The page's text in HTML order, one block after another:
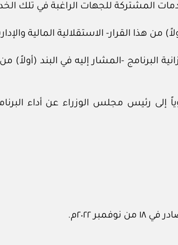
المشتركة للجهات الراغبة في تلك
من هذا القرار- الاستقلالية المالية
البرنامج -المشار إليه في البند (أولاً)
إلى رئيس مجلس الوزراء عن أداء